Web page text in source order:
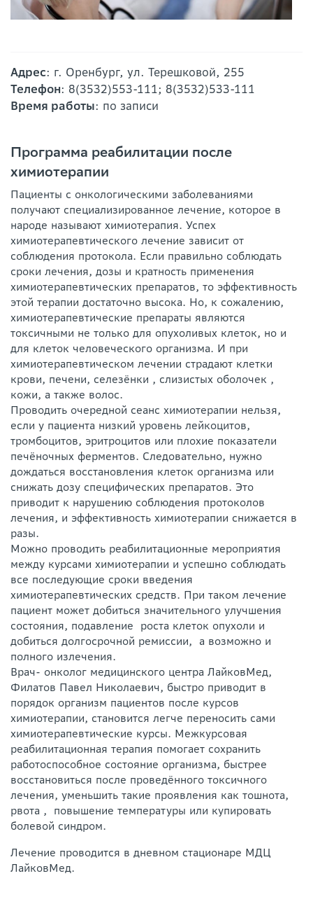
Адрес: г. Оренбург, ул. Терешковой, 255
Телефон: 8(3532)553-111; 8(3532)533-111
Время работы: по записи
Программа реабилитации после
химиотерапии
Пациенты с онкологическими заболеваниями
получают специализированное лечение, которое в
народе называют химиотерапия. Успех
химиотерапевтического лечение зависит от
соблюдения протокола. Если правильно соблюдать
сроки лечения, дозы и кратность применения
химиотерапевтических препаратов, то эффективность
этой терапии достаточно высока. Но, к сожалению,
химиотерапевтические препараты являются
токсичными не только для опухоливых клеток, но и
для клеток человеческого организма. И при
химиотерапевтическом лечении страдают клетки
крови, печени, селезёнки , слизистых оболочек ,
кожи, а также волос.
Проводить очередной сеанс химиотерапии нельзя,
если у пациента низкий уровень лейкоцитов,
тромбоцитов, эритроцитов или плохие показатели
печёночных ферментов. Следовательно, нужно
дождаться восстановления клеток организма или
снижать дозу специфических препаратов. Это
приводит к нарушению соблюдения протоколов
лечения, и эффективность химиотерапии снижается в
разы.
Можно проводить реабилитационные мероприятия
между курсами химиотерапии и успешно соблюдать
все последующие сроки введения
химиотерапевтических средств. При таком лечение
пациент может добиться значительного улучшения
состояния, подавление роста клеток опухоли и
добиться долгосрочной ремиссии, а возможно и
полного излечения.
Врач- онколог медицинского центра ЛайковМед,
Филатов Павел Николаевич, быстро приводит в
порядок организм пациентов после курсов
химиотерапии, становится легче переносить сами
химиотерапевтические курсы. Межкурсовая
реабилитационная терапия помогает сохранить
работоспособное состояние организма, быстрее
восстановиться после проведённого токсичного
лечения, уменьшить такие проявления как тошнота,
рвота , повышение температуры или купировать
болевой синдром.
Лечение проводится в дневном стационаре МДЦ
ЛайковМед.